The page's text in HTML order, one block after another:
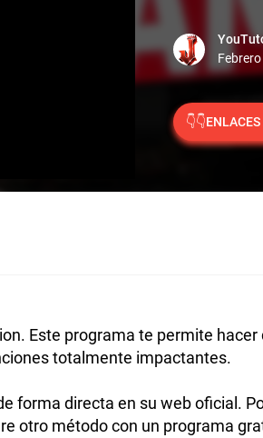
Este programa te permite hacer
totalmente impactantes.
forma directa en su web oficial.
otro método con un programa